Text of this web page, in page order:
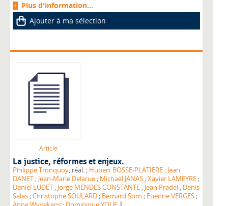
Plus d'information...
Ajouter à ma sélection
Article
La justice, réformes et enjeux.
Philippe Tronquoy , réal. ; Hubert BOSSE-PLATIERE ; Jean
DANET ; Jean-Marie Delarue ; Michaël JANAS ;Xavier LAMEYRE ;
Daniel LUDET ; Jorge MENDES CONSTANTE ; Jean Pradel ; Denis
Salas ;Christophe SOULARD ; Bernard Stirn ; Etienne VERGES ;